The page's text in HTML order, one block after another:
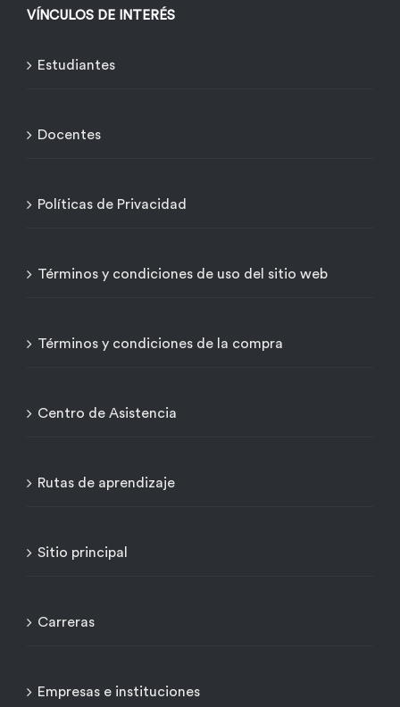
VÍNCULOS DE INTERÉS
Estudiantes
Docentes
Políticas de Privacidad
Términos y condiciones de uso del sitio web
Términos y condiciones de la compra
Centro de Asistencia
Rutas de aprendizaje
Sitio principal
Carreras
Empresas e instituciones